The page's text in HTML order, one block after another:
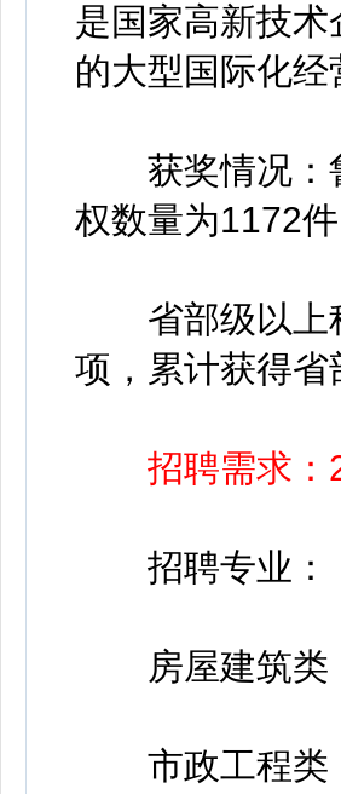
是国家高新技
的大型国际化
获奖情况：鲁
权数量为1172
省部级以上科
项，累计获得
招聘需求：
招聘专业：
房屋建筑类：
市政工程类：